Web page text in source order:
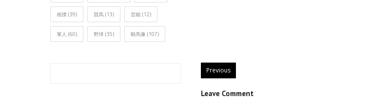
Previous
Leave Comment
相撲 (39) 競馬 (13) 芸能 (12)
軍人 (60) 野球 (35) 騎馬像 (107)